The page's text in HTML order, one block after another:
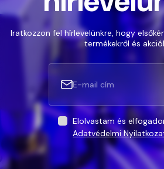
Iratkozzon fel hírlevelünkre, hogy
termékekről és
Elolvastam és
Adatvédelmi